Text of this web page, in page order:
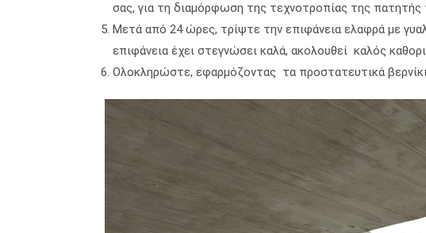
σας, για τη διαμόρφωση της τεχνοτροπίας της πατητής
Μετά από 24 ώρες, τρίψτε την επιφάνεια ελαφρά με
επιφάνεια έχει στεγνώσει καλά, ακολουθεί καλός
Ολοκληρώστε, εφαρμόζοντας τα προστατευτικά